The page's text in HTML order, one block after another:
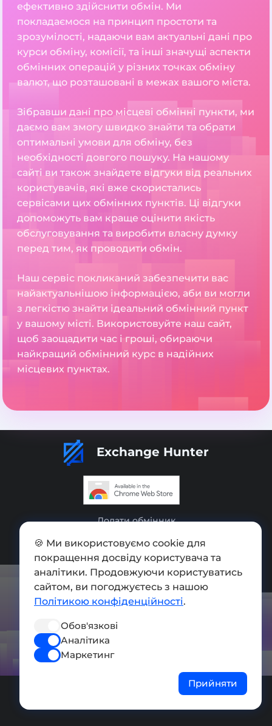
ефективно здійснити обмін. Ми
покладаємося на принцип простоти та
зрозумілості, надаючи вам актуальні дані про
курси обміну, комісії, та інші значущі аспекти
обмінних операцій у різних точках обміну
валют, що розташовані в межах вашого міста.
Зібравши дані про місцеві обмінні пункти, ми
даємо вам змогу швидко знайти та обрати
оптимальні умови для обміну, без
необхідності довгого пошуку. На нашому
сайті ви також знайдете відгуки від реальних
користувачів, які вже скористались
сервісами цих обмінних пунктів. Ці відгуки
допоможуть вам краще оцінити якість
обслуговування та виробити власну думку
перед тим, як проводити обмін.
Наш сервіс покликаний забезпечити вас
найактуальнішою інформацією, аби ви могли
з легкістю знайти ідеальний обмінний пункт
у вашому місті. Використовуйте наш сайт,
щоб заощадити час і гроші, обираючи
найкращий обмінний курс в надійних
місцевих пунктах.
Exchange Hunter
Додати обмінник
Мапа сайту
Press kit
Умови використання
Політика конфіденційності
СОЦ. МЕРЕЖІ
🍪 Ми використовуємо cookie для
покращення досвіду користувача та
аналітики. Продовжуючи користуватись
сайтом, ви погоджуєтесь з нашою
Політикою конфіденційності.
Обов'язкові
Аналітика
Маркетинг
Прийняти